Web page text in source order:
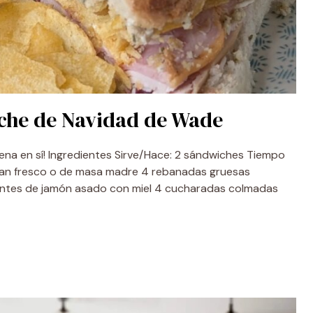
de Navidad de Wade
en sí! Ingredientes Sirve/Hace: 2 sándwiches Tiempo
fresco o de masa madre 4 rebanadas gruesas
de jamón asado con miel 4 cucharadas colmadas